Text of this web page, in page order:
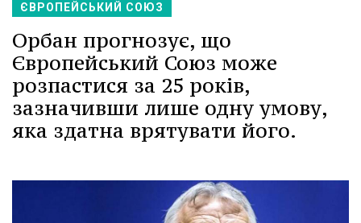
ЄВРОПЕЙСЬКИЙ СОЮЗ
Орбан прогнозує, що
Європейський Союз може
розпастися за 25 років,
зазначивши лише одну умову,
яка здатна врятувати його.